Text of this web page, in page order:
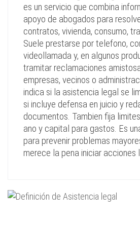
es un servicio que combina
apoyo de abogados para
contratos, vivienda, consumo,
Suele prestarse por telefono,
videollamada y, en algunos
tramitar reclamaciones
empresas, vecinos o
indica si la asistencia legal se
si incluye defensa en juicio y
documentos. Tambien fija
ano y capital para gastos. Es
para prevenir problemas
merece la pena iniciar acciones